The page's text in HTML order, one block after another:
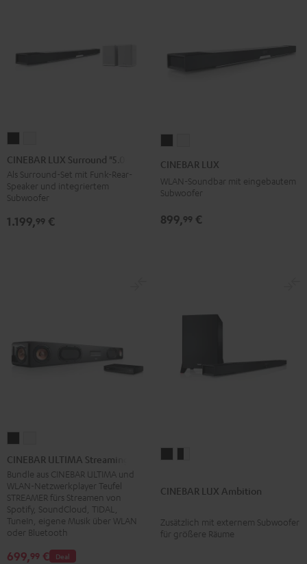
LUX
Surround
"5.0-
Set"
Schwarz
LUX
Surround
"5.0-
Set"
Weiß
CINEBAR LUX Surround "5.0-Set"
Als Surround-Set mit Funk-Rear-
Speaker und integriertem
Subwoofer
1.199,99 €
CINEBAR LUX
WLAN-Soundbar mit eingebautem
Subwoofer
899,99 €
ULTIMA
Streaming
Schwarz
ULTIMA
Streaming
Weiß
CINEBAR ULTIMA Streaming
Bundle aus CINEBAR ULTIMA und
WLAN-Netzwerkplayer Teufel
STREAMER fürs Streamen von
Spotify, SoundCloud, TIDAL,
TuneIn, eigene Musik über WLAN
oder Bluetooth
Deal
699,99 €
Ambition
Ambition
/
Weiß
CINEBAR LUX Ambition
Zusätzlich mit externem Subwoofer
für größere Räume